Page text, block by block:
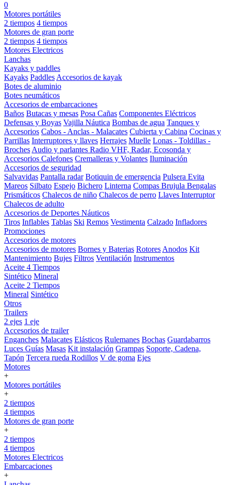
0
Motores portátiles
2 tiempos 4 tiempos
Motores de gran porte
2 tiempos 4 tiempos
Motores Electricos
Lanchas
Kayaks y paddles
Kayaks Paddles Accesorios de kayak
Botes de aluminio
Botes neumáticos
Accesorios de embarcaciones
Baños Butacas y mesas Posa Cañas Componentes Eléctricos
Defensas y Boyas Vajilla Náutica Bombas de agua Tanques y
Accesorios Cabos - Anclas - Malacates Cubierta y Cabina Cocinas y
Parrillas Interruptores y llaves Herrajes Muelle Lonas - Toldillas -
Broches Audio y parlantes Radio VHF, Radar, Ecosonda y
Accesorios Calefones Cremalleras y Volantes Iluminación
Accesorios de seguridad
Salvavidas Pantalla radar Botiquin de emergencia Pulsera Evita
Mareos Silbato Espejo Bichero Linterna Compas Brujula Bengalas
Prismáticos Chalecos de niño Chalecos de perro Llaves Interruptor
Chalecos de adulto
Accesorios de Deportes Náuticos
Tiros Inflables Tablas Ski Remos Vestimenta Calzado Infladores
Promociones
Accesorios de motores
Accesorios de motores Bornes y Baterias Rotores Anodos Kit
Mantenimiento Bujes Filtros Ventilación Instrumentos
Aceite 4 Tiempos
Sintético Mineral
Aceite 2 Tiempos
Mineral Sintético
Otros
Trailers
2 ejes 1 eje
Accesorios de trailer
Enganches Malacates Elásticos Rulemanes Bochas Guardabarros
Luces Guías Masas Kit instalación Grampas Soporte, Cadena,
Tapón Tercera rueda Rodillos V de goma Ejes
Motores
+
Motores portátiles
+
2 tiempos
4 tiempos
Motores de gran porte
+
2 tiempos
4 tiempos
Motores Electricos
Embarcaciones
+